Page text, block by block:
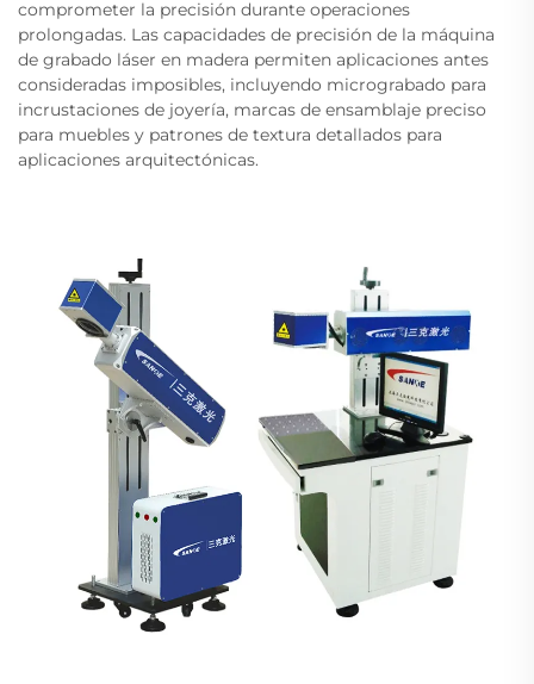
comprometer la precisión durante operaciones
prolongadas. Las capacidades de precisión de la máquina
de grabado láser en madera permiten aplicaciones antes
consideradas imposibles, incluyendo micrograbado para
incrustaciones de joyería, marcas de ensamblaje preciso
para muebles y patrones de textura detallados para
aplicaciones arquitectónicas.